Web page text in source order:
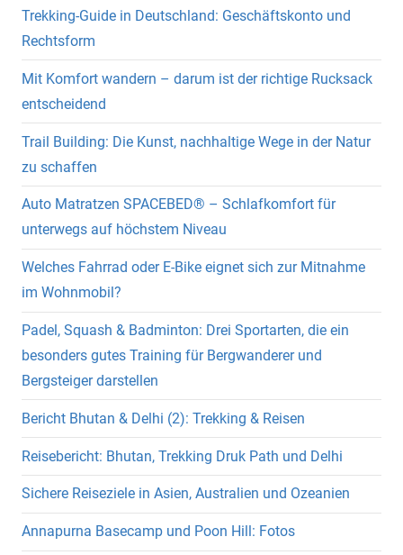
Trekking-Guide in Deutschland: Geschäftskonto und
Rechtsform
Mit Komfort wandern – darum ist der richtige Rucksack
entscheidend
Trail Building: Die Kunst, nachhaltige Wege in der Natur
zu schaffen
Auto Matratzen SPACEBED® – Schlafkomfort für
unterwegs auf höchstem Niveau
Welches Fahrrad oder E-Bike eignet sich zur Mitnahme
im Wohnmobil?
Padel, Squash & Badminton: Drei Sportarten, die ein
besonders gutes Training für Bergwanderer und
Bergsteiger darstellen
Bericht Bhutan & Delhi (2): Trekking & Reisen
Reisebericht: Bhutan, Trekking Druk Path und Delhi
Sichere Reiseziele in Asien, Australien und Ozeanien
Annapurna Basecamp und Poon Hill: Fotos